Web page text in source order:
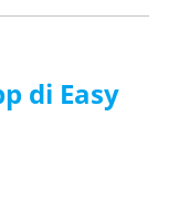
di Easy